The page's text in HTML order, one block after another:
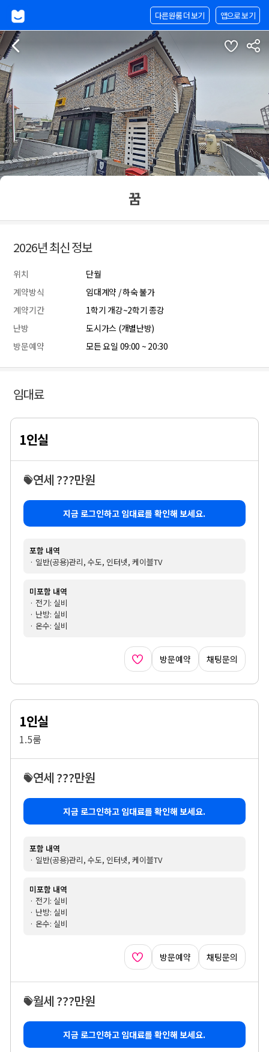
앱으로 보기
다른원룸 더 보기
꿈
2026년 최신 정보
위치
단월
계약방식
임대계약 / 하숙 불가
계약기간
1학기 개강~2학기 종강
난방
도시가스 (개별난방)
방문예약
모든 요일 09:00 ~ 20:30
임대료
1인실
연세 ???만원
지금 로그인하고 임대료를 확인해 보세요.
포함 내역
· 일반(공용)관리, 수도, 인터넷, 케이블TV
미포함 내역
· 전기: 실비
· 난방: 실비
· 온수: 실비
방문예약 채팅문의
1인실
1.5룸
연세 ???만원
지금 로그인하고 임대료를 확인해 보세요.
포함 내역
· 일반(공용)관리, 수도, 인터넷, 케이블TV
미포함 내역
· 전기: 실비
· 난방: 실비
· 온수: 실비
방문예약 채팅문의
월세 ???만원
지금 로그인하고 임대료를 확인해 보세요.